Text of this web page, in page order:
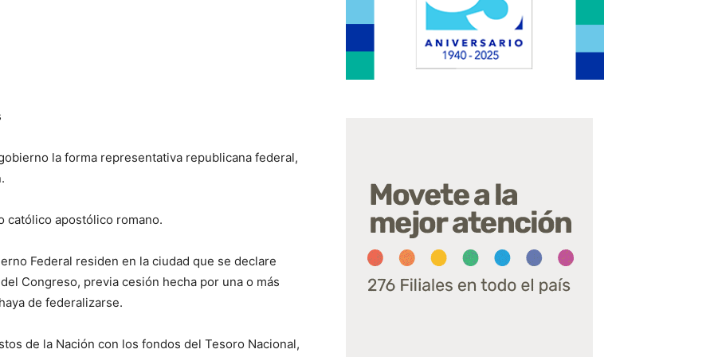
la forma representativa republicana federal,
católico apostólico romano.
Federal residen en la ciudad que se declare
Congreso, previa cesión hecha por una o más
de federalizarse.
de la Nación con los fondos del Tesoro Nacional,